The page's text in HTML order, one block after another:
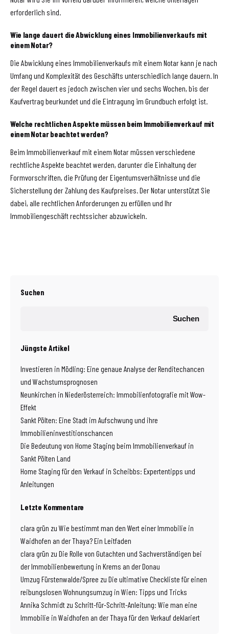
erforderlich sind.
Wie lange dauert die Abwicklung eines Immobilienverkaufs mit
einem Notar?
Die Abwicklung eines Immobilienverkaufs mit einem Notar kann je nach
Umfang und Komplexität des Geschäfts unterschiedlich lange dauern. In
der Regel dauert es jedoch zwischen vier und sechs Wochen, bis der
Kaufvertrag beurkundet und die Eintragung im Grundbuch erfolgt ist.
Welche rechtlichen Aspekte müssen beim Immobilienverkauf mit
einem Notar beachtet werden?
Beim Immobilienverkauf mit einem Notar müssen verschiedene
rechtliche Aspekte beachtet werden, darunter die Einhaltung der
Formvorschriften, die Prüfung der Eigentumsverhältnisse und die
Sicherstellung der Zahlung des Kaufpreises. Der Notar unterstützt Sie
dabei, alle rechtlichen Anforderungen zu erfüllen und Ihr
Immobiliengeschäft rechtssicher abzuwickeln.
Suchen
Suchen
Jüngste Artikel
Investieren in Mödling: Eine genaue Analyse der Renditechancen
und Wachstumsprognosen
Neunkirchen in Niederösterreich: Immobilienfotografie mit Wow-
Effekt
Sankt Pölten: Eine Stadt im Aufschwung und ihre
Immobilieninvestitionschancen
Die Bedeutung von Home Staging beim Immobilienverkauf in
Sankt Pölten Land
Home Staging für den Verkauf in Scheibbs: Expertentipps und
Anleitungen
Letzte Kommentare
clara grün zu Wie bestimmt man den Wert einer Immobilie in
Waidhofen an der Thaya? Ein Leitfaden
clara grün zu Die Rolle von Gutachten und Sachverständigen bei
der Immobilienbewertung in Krems an der Donau
Umzug Fürstenwalde/Spree zu Die ultimative Checkliste für einen
reibungslosen Wohnungsumzug in Wien: Tipps und Tricks
Annika Schmidt zu Schritt-für-Schritt-Anleitung: Wie man eine
Immobilie in Waidhofen an der Thaya für den Verkauf deklariert